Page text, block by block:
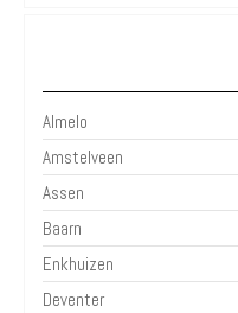
Almelo
Amstelveen
Assen
Baarn
Enkhuizen
Deventer